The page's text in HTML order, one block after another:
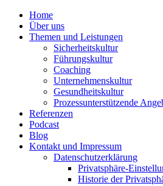
Home
Über uns
Themen und Leistungen
Sicher­heits­kultur
Führungs­kultur
Coaching
Unter­neh­mens­kultur
Gesund­heits­kultur
Prozess­un­ter­stüt­zende
Referenzen
Podcast
Blog
Kontakt und Impressum
Daten­schutz­er­klärung
Privat­sphäre-
Historie der